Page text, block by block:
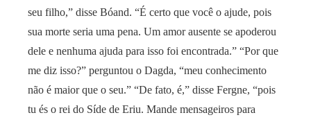
seu filho,” disse Bóand. “É certo que você o ajude, pois
sua morte seria uma pena. Um amor ausente se apoderou
dele e nenhuma ajuda para isso foi encontrada.” “Por que
me diz isso?” perguntou o Dagda, “meu conhecimento
não é maior que o seu.” “De fato, é,” disse Fergne, “pois
tu és o rei do Síde de Eriu. Mande mensageiros para